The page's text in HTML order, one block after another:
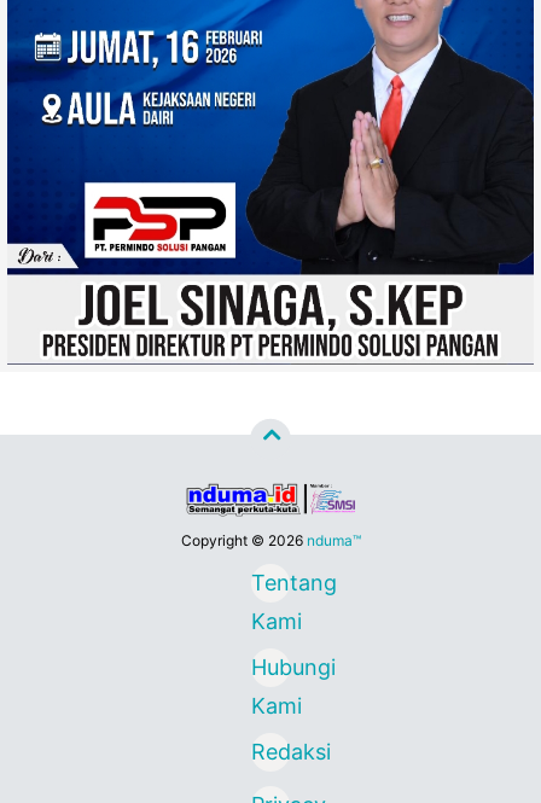
Copyright © 2026 nduma™
Tentang
Kami
Hubungi
Kami
Redaksi